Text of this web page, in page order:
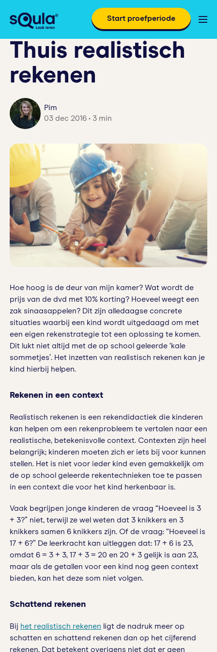
Start proefperiode
Thuis realistisch
rekenen
Pim
03 dec 2016 • 3 min
Hoe hoog is de deur van mijn kamer? Wat wordt de
prijs van de dvd met 10% korting? Hoeveel weegt een
zak sinaasappelen? Dit zijn alledaagse concrete
situaties waarbij een kind wordt uitgedaagd om met
een eigen rekenstrategie tot een oplossing te komen.
Dit lukt niet altijd met de op school geleerde ‘kale
sommetjes’. Het inzetten van realistisch rekenen kan je
kind hierbij helpen.
Rekenen in een context
Realistisch rekenen is een rekendidactiek die kinderen
kan helpen om een rekenprobleem te vertalen naar een
realistische, betekenisvolle context. Contexten zijn heel
belangrijk; kinderen moeten zich er iets bij voor kunnen
stellen. Het is niet voor ieder kind even gemakkelijk om
de op school geleerde rekentechnieken toe te passen
in een context die voor het kind herkenbaar is.
Vaak begrijpen jonge kinderen de vraag “Hoeveel is 3
+ 3?” niet, terwijl ze wel weten dat 3 knikkers en 3
knikkers samen 6 knikkers zijn. Of de vraag: “Hoeveel is
17 + 6?” De leerkracht kan uitleggen dat: 17 + 6 is 23,
omdat 6 = 3 + 3, 17 + 3 = 20 en 20 + 3 gelijk is aan 23,
maar als de getallen voor een kind nog geen context
bieden, kan het deze som niet volgen.
Schattend rekenen
Bij het realistisch rekenen ligt de nadruk meer op
schatten en schattend rekenen dan op het cijferend
rekenen. Dat betekent overigens niet dat er geen